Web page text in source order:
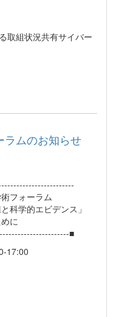
取組状況共有サイバー
ラムのお知らせ
フォーラム
学的エビデンス」
に
■
17:00